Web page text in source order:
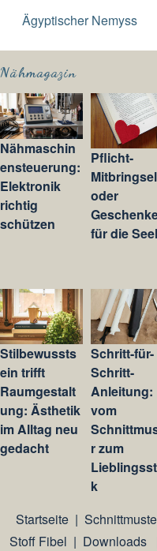
Ägyptischer Nemyss
Nähmagazin
Nähmaschin
ensteuerung:
Elektronik
richtig
schützen
Pflicht-
Mitbringsel
oder
für die
Stilbewussts
ein trifft
Raumgestalt
ung: Ästhetik
im Alltag neu
gedacht
Schritt-für-
Schritt-
Anleitung:
vom
r zum
k
Startseite|
Stoff Fibel | Downloads